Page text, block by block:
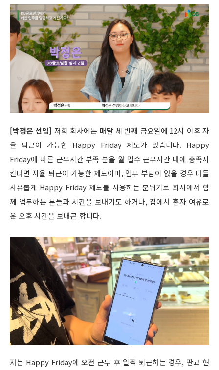
[박정은 선임] 저희 회사에는 매달 세 번째 금요일에 12시 이후 자
율 퇴근이 가능한 Happy Friday 제도가 있습니다. Happy
Friday에 따른 근무시간 부족 분을 월 필수 근무시간 내에 충족시
킨다면 자율 퇴근이 가능한 제도이며, 업무 부담이 없을 경우 다들
자유롭게 Happy Friday 제도를 사용하는 분위기로 회사에서 함
께 업무하는 분들과 시간을 보내기도 하거나, 집에서 혼자 여유로
운 오후 시간을 보내곤 합니다.
저는 Happy Friday에 오전 근무 후 일찍 퇴근하는 경우, 판교 현